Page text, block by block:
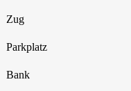
Zug
Parkplatz
Bank